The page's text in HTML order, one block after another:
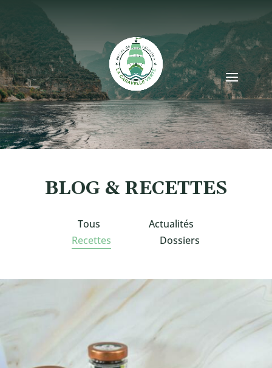
BLOG & RECETTES
Tous
Actualités
Recettes
Dossiers